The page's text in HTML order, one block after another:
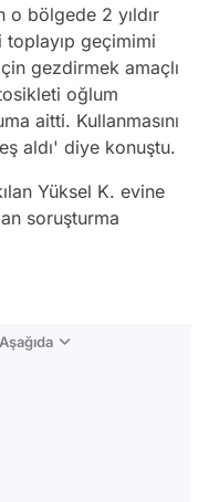
o bölgede 2 yıldır
geçimimi
gezdirmek amaçlı
oğlum
aitti. Kullanmasını
aldı' diye konuştu.
Yüksel K. evine
soruşturma